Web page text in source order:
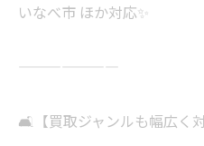
いなべ市 ほか対応✨
———————
🛋【買取ジャンルも幅広く